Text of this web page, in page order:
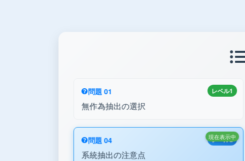
レベル1
問題 01
無作為抽出の選択
レベル2
問題 04
系統抽出の注意点
現在表示中